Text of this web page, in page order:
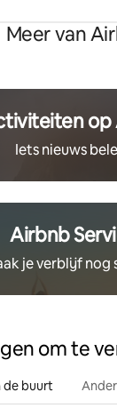
Meer van
op
Iets nieuws
Airbnb
je verblijf nog
om te
de buurt